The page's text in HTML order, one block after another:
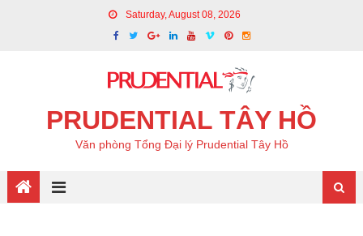
Saturday, August 08, 2026
PRUDENTIAL TÂY HỒ
Văn phòng Tổng Đại lý Prudential Tây Hồ